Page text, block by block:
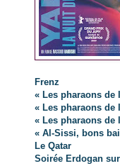
Frenz
« Les pharaons de
« Les pharaons de
« Les pharaons de
« Al-Sissi, bons
Le Qatar
Soirée Erdogan